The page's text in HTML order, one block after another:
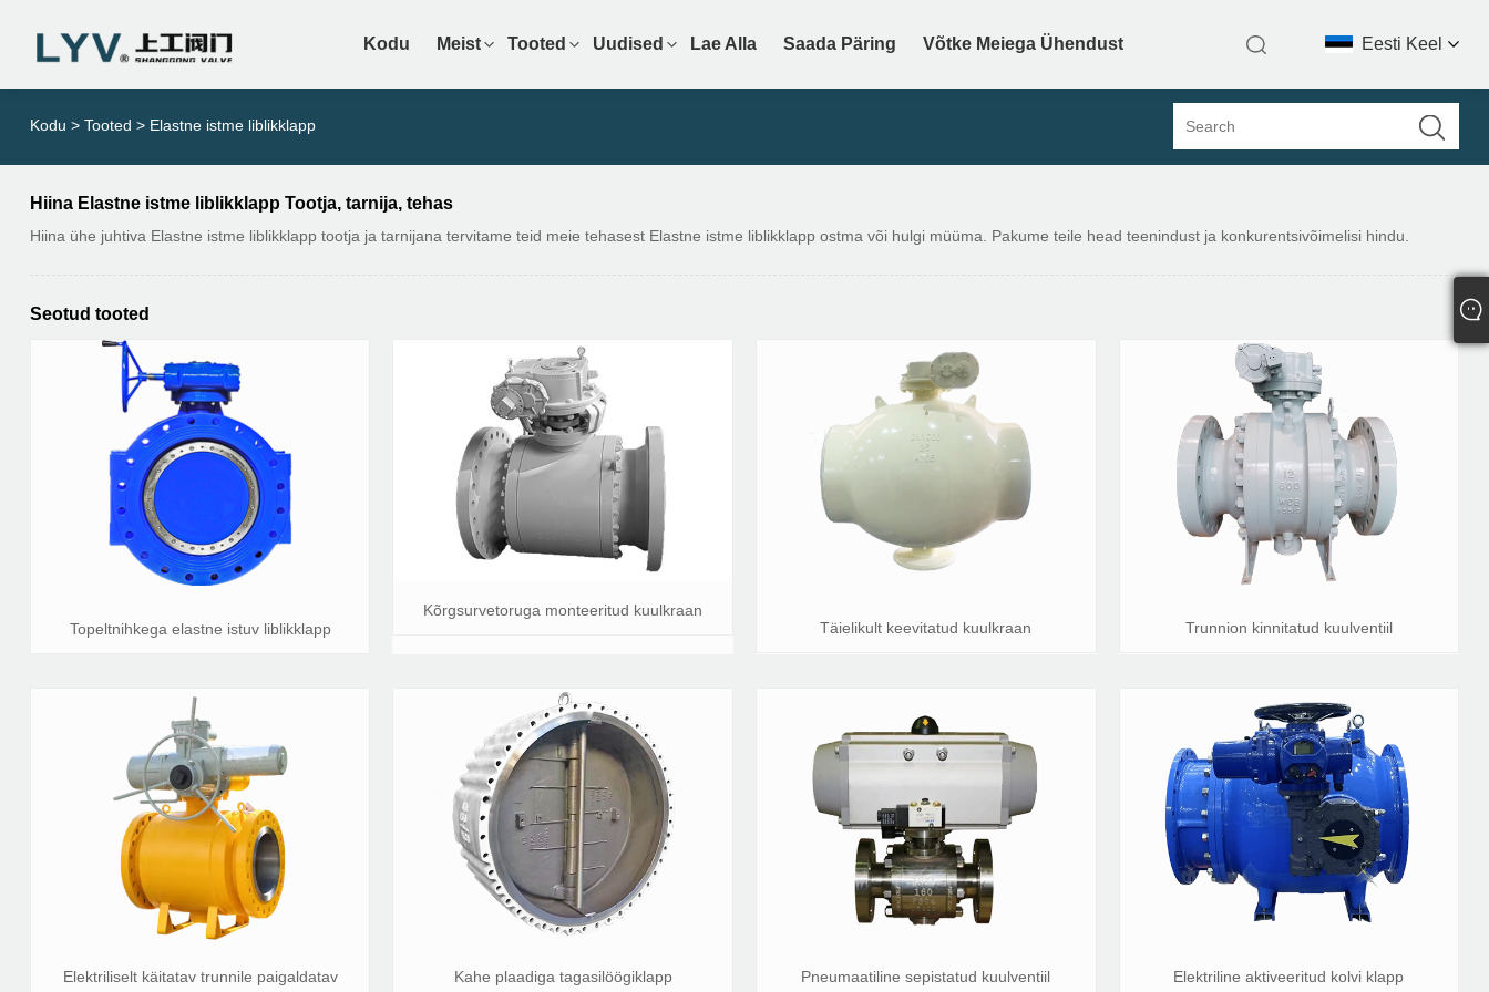
Eesti Keel
Kodu Meist Tooted Uudised Lae Alla Saada Päring Võtke Meiega Ühendust
Kodu > Tooted > Elastne istme liblikklapp
Hiina Elastne istme liblikklapp Tootja, tarnija, tehas
Hiina ühe juhtiva Elastne istme liblikklapp tootja ja tarnijana tervitame teid meie tehasest Elastne istme liblikklapp ostma või hulgi müüma. Pakume teile head teenindust ja konkurentsivõimelisi hindu.
Seotud tooted
Topeltnihkega elastne istuv liblikklapp
Kõrgsurvetoruga monteeritud kuulkraan
Täielikult keevitatud kuulkraan
Trunnion kinnitatud kuulventiil
Elektriliselt käitatav trunnile paigaldatav
Kahe plaadiga tagasilöögiklapp Pneumaatiline sepistatud kuulventiil Elektriline aktiveeritud kolvi klapp